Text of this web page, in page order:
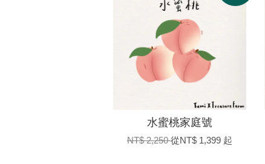
水蜜桃家庭號
NT$ 2,250從NT$ 1,399 起